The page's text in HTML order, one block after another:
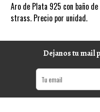
Aro de Plata 925 con baño
strass. Precio por unidad.
Dejanos tu mail